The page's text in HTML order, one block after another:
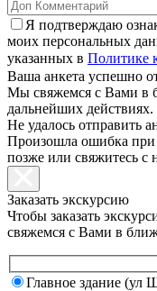
Я подтверждаю
моих персональных
указанных в Политике
Ваша анкета успешно
Мы свяжемся с Вами в
дальнейших действиях.
Не удалось отправить
Произошла ошибка при
позже или свяжитесь с
Заказать экскурсию
Чтобы заказать
свяжемся с Вами в
Главное здание (ул